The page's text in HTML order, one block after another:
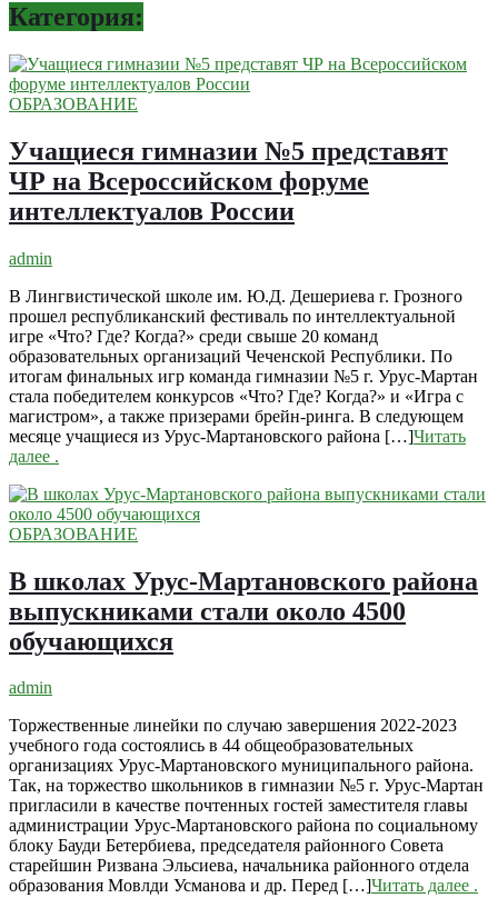
Категория:
ОБРАЗОВАНИЕ
Учащиеся гимназии №5 представят
ЧР на Всероссийском форуме
интеллектуалов России
admin
В Лингвистической школе им. Ю.Д. Дешериева г. Грозного
прошел республиканский фестиваль по интеллектуальной
игре «Что? Где? Когда?» среди свыше 20 команд
образовательных организаций Чеченской Республики. По
итогам финальных игр команда гимназии №5 г. Урус-Мартан
стала победителем конкурсов «Что? Где? Когда?» и «Игра с
магистром», а также призерами брейн-ринга. В следующем
месяце учащиеся из Урус-Мартановского района […]Читать
далее .
ОБРАЗОВАНИЕ
В школах Урус-Мартановского района
выпускниками стали около 4500
обучающихся
admin
Торжественные линейки по случаю завершения 2022-2023
учебного года состоялись в 44 общеобразовательных
организациях Урус-Мартановского муниципального района.
Так, на торжество школьников в гимназии №5 г. Урус-Мартан
пригласили в качестве почтенных гостей заместителя главы
администрации Урус-Мартановского района по социальному
блоку Бауди Бетербиева, председателя районного Совета
старейшин Ризвана Эльсиева, начальника районного отдела
образования Мовлди Усманова и др. Перед […]Читать далее .